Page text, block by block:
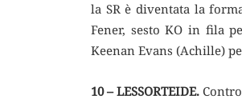
la SR è diventata la
Fener, sesto KO in fila
Keenan Evans (Achille)
10 – LESSORTEIDE.